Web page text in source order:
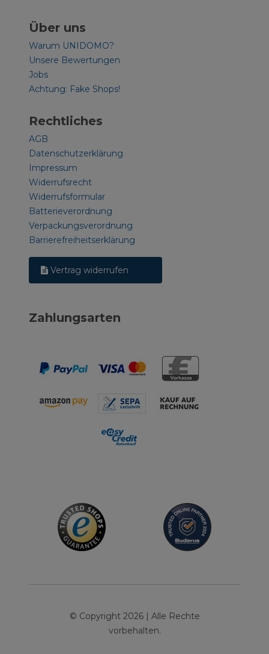
Über uns
Warum UNIDOMO?
Unsere Bewertungen
Jobs
Achtung: Fake Shops!
Rechtliches
AGB
Datenschutzerklärung
Impressum
Widerrufsrecht
Widerrufsformular
Batterieverordnung
Verpackungsverordnung
Barrierefreiheitserklärung
Vertrag widerrufen
Zahlungsarten
© Copyright 2026 | Alle Rechte
vorbehalten.